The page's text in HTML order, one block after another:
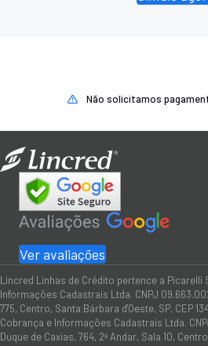
Não solicitamos
Ver avaliações
Lincred Linhas de Crédito pertence a Picarelli
Informações Cadastrais Ltda. CNPJ
775, Centro, Santa Bárbara d'Oeste, SP, CEP
Cobrança e Informações Cadastrais Ltda.
Duque de Caxias, 764, 2º Andar, Sala 10,